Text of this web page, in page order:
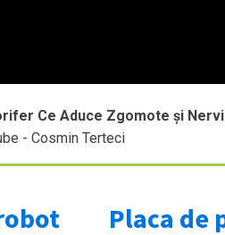
Ce Aduce Zgomote și Nervi
- Cosmin Terteci